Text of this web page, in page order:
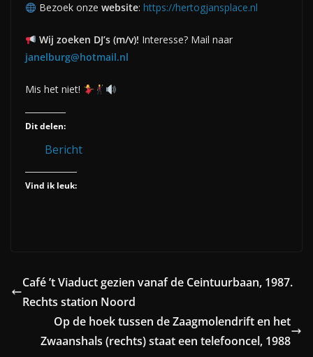
Bezoek onze website: https://hertogjansplace.nl
Wij zoeken DJ’s (m/v)! Interesse? Mail naar
janelburg@hotmail.nl
Mis het niet!
Dit delen:
Bericht
Vind ik leuk:
Café ’t Viaduct gezien vanaf de Ceintuurbaan, 1987.
Rechts station Noord
Op de hoek tussen de Zaagmolendrift en het
Zwaanshals (rechts) staat een telefooncel, 1988